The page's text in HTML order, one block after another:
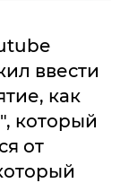
ввести
как
", который
от